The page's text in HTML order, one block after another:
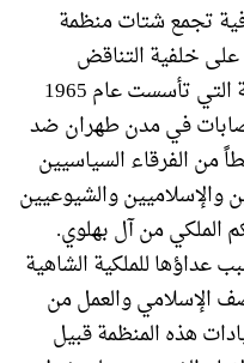
تجمع شتات منظمة
على خلفية التناقض
الأيديولوجي لشخصيتها التنظيمية التي تأسست عام 1965
في مدن طهران ضد
من الفرقاء السياسيين
والإسلاميين والشيوعيين
الملكي من آل بهلوي.
عداؤها للملكية الشاهية
الإسلامي والعمل من
هذه المنظمة قبيل